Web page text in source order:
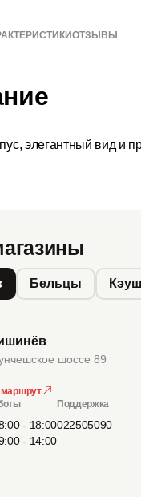
ОТЗЫВЫ
элегантный вид и
Бельцы
шоссе 89
маршрут
- 18:00
- 14:00
Поддержка
022505090